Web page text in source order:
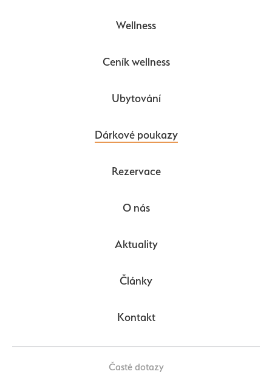
Wellness
Ceník wellness
Ubytování
Dárkové poukazy
Rezervace
O nás
Aktuality
Články
Kontakt
Časté dotazy